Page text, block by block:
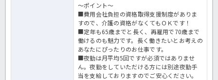
～ポイント～
■費用会社負担の資格取得支援制度がありま
すので、介護の資格がなくてもＯＫです！
■定年も65歳までと長く、再雇用で70歳まで
働けるのも魅力です。長く働きたいとお考えの
あなたにぴったりのお仕事です。
■夜勤は月平均5回ですが必須ではありませ
ん。夜勤をしていただける方には別途夜勤手
当を支給しておりますのでご安心ください。